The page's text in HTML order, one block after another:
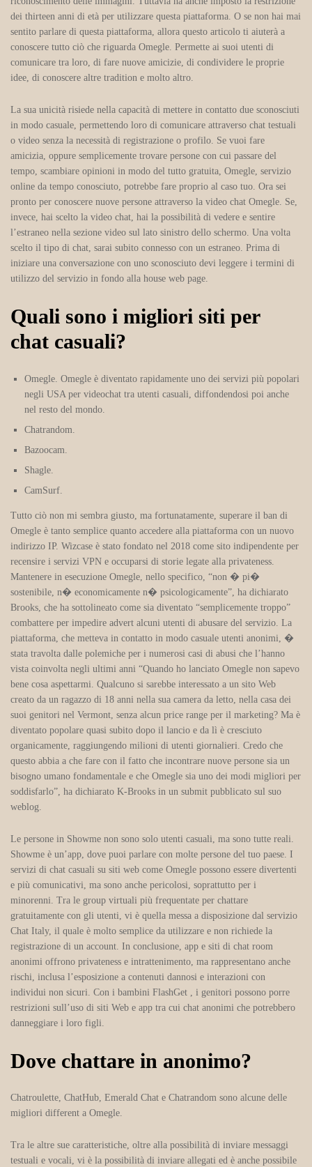
dei thirteen anni di età per utilizzare questa piattaforma. O se non hai mai
sentito parlare di questa piattaforma, allora questo articolo ti aiuterà a
conoscere tutto ciò che riguarda Omegle. Permette ai suoi utenti di
comunicare tra loro, di fare nuove amicizie, di condividere le proprie
idee, di conoscere altre tradition e molto altro.
La sua unicità risiede nella capacità di mettere in contatto due sconosciuti
in modo casuale, permettendo loro di comunicare attraverso chat testuali
o video senza la necessità di registrazione o profilo. Se vuoi fare
amicizia, oppure semplicemente trovare persone con cui passare del
tempo, scambiare opinioni in modo del tutto gratuita, Omegle, servizio
online da tempo conosciuto, potrebbe fare proprio al caso tuo. Ora sei
pronto per conoscere nuove persone attraverso la video chat Omegle. Se,
invece, hai scelto la video chat, hai la possibilità di vedere e sentire
l’estraneo nella sezione video sul lato sinistro dello schermo. Una volta
scelto il tipo di chat, sarai subito connesso con un estraneo. Prima di
iniziare una conversazione con uno sconosciuto devi leggere i termini di
utilizzo del servizio in fondo alla house web page.
Quali sono i migliori siti per
chat casuali?
Omegle. Omegle è diventato rapidamente uno dei servizi più popolari
negli USA per videochat tra utenti casuali, diffondendosi poi anche
nel resto del mondo.
Chatrandom.
Bazoocam.
Shagle.
CamSurf.
Tutto ciò non mi sembra giusto, ma fortunatamente, superare il ban di
Omegle è tanto semplice quanto accedere alla piattaforma con un nuovo
indirizzo IP. Wizcase è stato fondato nel 2018 come sito indipendente per
recensire i servizi VPN e occuparsi di storie legate alla privateness.
Mantenere in esecuzione Omegle, nello specifico, “non � pi�
sostenibile, n� economicamente n� psicologicamente”, ha dichiarato
Brooks, che ha sottolineato come sia diventato “semplicemente troppo”
combattere per impedire advert alcuni utenti di abusare del servizio. La
piattaforma, che metteva in contatto in modo casuale utenti anonimi, �
stata travolta dalle polemiche per i numerosi casi di abusi che l’hanno
vista coinvolta negli ultimi anni “Quando ho lanciato Omegle non sapevo
bene cosa aspettarmi. Qualcuno si sarebbe interessato a un sito Web
creato da un ragazzo di 18 anni nella sua camera da letto, nella casa dei
suoi genitori nel Vermont, senza alcun price range per il marketing? Ma è
diventato popolare quasi subito dopo il lancio e da lì è cresciuto
organicamente, raggiungendo milioni di utenti giornalieri. Credo che
questo abbia a che fare con il fatto che incontrare nuove persone sia un
bisogno umano fondamentale e che Omegle sia uno dei modi migliori per
soddisfarlo”, ha dichiarato K-Brooks in un submit pubblicato sul suo
weblog.
Le persone in Showme non sono solo utenti casuali, ma sono tutte reali.
Showme è un’app, dove puoi parlare con molte persone del tuo paese. I
servizi di chat casuali su siti web come Omegle possono essere divertenti
e più comunicativi, ma sono anche pericolosi, soprattutto per i
minorenni. Tra le group virtuali più frequentate per chattare
gratuitamente con gli utenti, vi è quella messa a disposizione dal servizio
Chat Italy, il quale è molto semplice da utilizzare e non richiede la
registrazione di un account. In conclusione, app e siti di chat room
anonimi offrono privateness e intrattenimento, ma rappresentano anche
rischi, inclusa l’esposizione a contenuti dannosi e interazioni con
individui non sicuri. Con i bambini FlashGet , i genitori possono porre
restrizioni sull’uso di siti Web e app tra cui chat anonimi che potrebbero
danneggiare i loro figli.
Dove chattare in anonimo?
Chatroulette, ChatHub, Emerald Chat e Chatrandom sono alcune delle
migliori different a Omegle.
Tra le altre sue caratteristiche, oltre alla possibilità di inviare messaggi
testuali e vocali, vi è la possibilità di inviare allegati ed è anche possibile